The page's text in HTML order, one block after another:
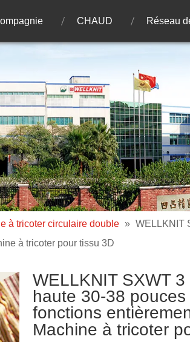
CHAUD Réseau
à tricoter circulaire double » WELLKNIT
à tricoter pour tissu 3D
WELLKNIT SXWT
haute 30-38
fonctions
Machine à tricoter